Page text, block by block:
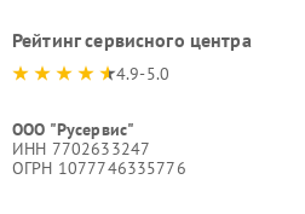
Рейтинг сервисного центра
4.9-5.0
ООО "Русервис"
ИНН 7702633247
ОГРН 1077746335776